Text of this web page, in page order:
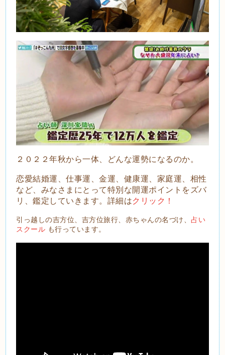
２０２２年秋から一体、どんな運勢になるのか。
恋愛結婚運、仕事運、金運、健康運、家庭運、相性
など、みなさまにとって特別な開運ポイントをズバ
リ、鑑定していきます。詳細はクリック！
引っ越しの吉方位、吉方位旅行、赤ちゃんの名づけ、占い
スクール も行っています。